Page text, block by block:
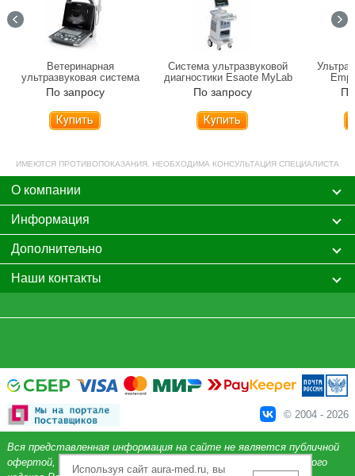
Ветеринарная
ультразвуковая система
Mindray DP-10 Vet
По запросу
Купить
Система ультразвуковой
диагностики Esaote MyLab
40
По запросу
Купить
ИМЕЮТСЯ ПРОТИВОПОКАЗАНИЯ. НЕОБХОДИМА КОНСУЛЬТАЦИЯ СПЕЦИАЛИСТА
О компании
Информация
Дополнительно
Наши контакты
© 2004 - 2026
Вся представленная информация на сайте не является публичной
офертой, определяемой положениями Статьи 437 Гражданского
Используя сайт aura-med.ru, вы